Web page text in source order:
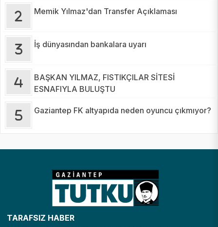
Memik Yılmaz'dan Transfer Açıklaması
İş dünyasından bankalara uyarı
BAŞKAN YILMAZ, FISTIKÇILAR SİTESİ
ESNAFIYLA BULUŞTU
Gaziantep FK altyapıda neden oyuncu çıkmıyor?
TARAFSIZ HABER